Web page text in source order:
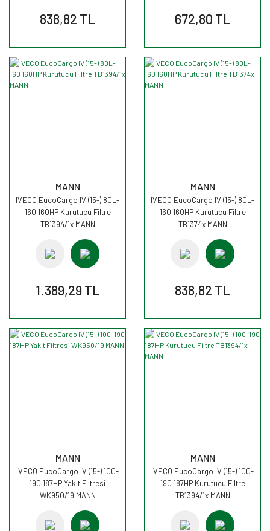
838,82 TL 672,80 TL
MANN
IVECO EucoCargo IV (15-) 80L-
160 160HP Kurutucu Filtre
TB1394/1x MANN
1.389,29 TL
MANN
IVECO EucoCargo IV (15-) 80L-
160 160HP Kurutucu Filtre
TB1374x MANN
838,82 TL
MANN
IVECO EucoCargo IV (15-) 100-
190 187HP Yakıt Filtresi
WK950/19 MANN
MANN
IVECO EucoCargo IV (15-) 100-
190 187HP Kurutucu Filtre
TB1394/1x MANN